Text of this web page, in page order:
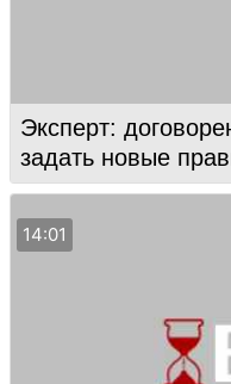
Эксперт:
задать новые
14:01